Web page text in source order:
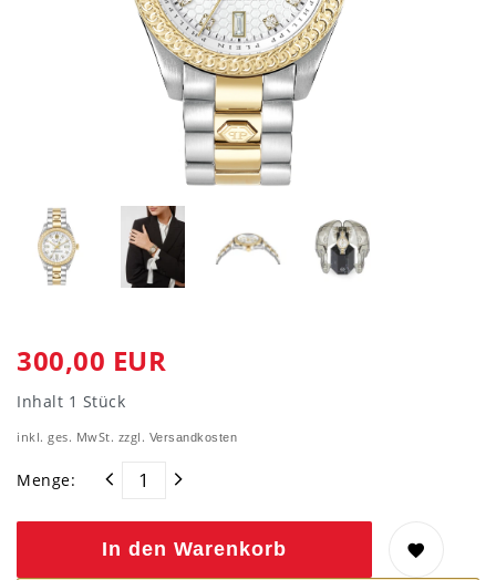
300,00 EUR
Inhalt 1 Stück
inkl. ges. MwSt. zzgl. Versandkosten
Menge:
In den Warenkorb